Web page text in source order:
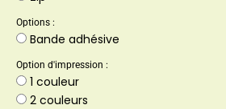
Options :
Bande adhésive
Option d'impression :
1 couleur
2 couleurs